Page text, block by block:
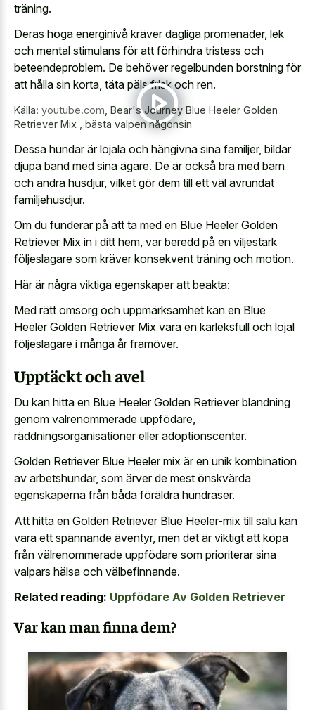
träning.
Deras höga energinivå kräver dagliga promenader, lek
och mental stimulans för att förhindra tristess och
beteendeproblem. De behöver regelbunden borstning för
att hålla sin korta, täta päls frisk och ren.
Källa: youtube.com, Bear's Journey Blue Heeler Golden
Retriever Mix , bästa valpen någonsin
Dessa hundar är lojala och hängivna sina familjer, bildar
djupa band med sina ägare. De är också bra med barn
och andra husdjur, vilket gör dem till ett väl avrundat
familjehusdjur.
Om du funderar på att ta med en Blue Heeler Golden
Retriever Mix in i ditt hem, var beredd på en viljestark
följeslagare som kräver konsekvent träning och motion.
Här är några viktiga egenskaper att beakta:
Med rätt omsorg och uppmärksamhet kan en Blue
Heeler Golden Retriever Mix vara en kärleksfull och lojal
följeslagare i många år framöver.
Upptäckt och avel
Du kan hitta en Blue Heeler Golden Retriever blandning
genom välrenommerade uppfödare,
räddningsorganisationer eller adoptionscenter.
Golden Retriever Blue Heeler mix är en unik kombination
av arbetshundar, som ärver de mest önskvärda
egenskaperna från båda föräldra hundraser.
Att hitta en Golden Retriever Blue Heeler-mix till salu kan
vara ett spännande äventyr, men det är viktigt att köpa
från välrenommerade uppfödare som prioriterar sina
valpars hälsa och välbefinnande.
Related reading: Uppfödare Av Golden Retriever
Var kan man finna dem?